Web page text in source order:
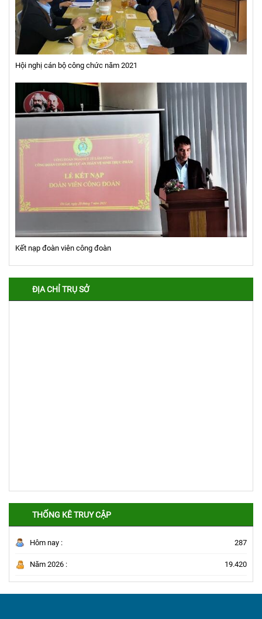
Hội nghị cán bộ công chức năm 2021
Kết nạp đoàn viên công đoàn
ĐỊA CHỈ TRỤ SỞ
THỐNG KÊ TRUY CẬP
Hôm nay : 287
Năm 2026 : 19.420